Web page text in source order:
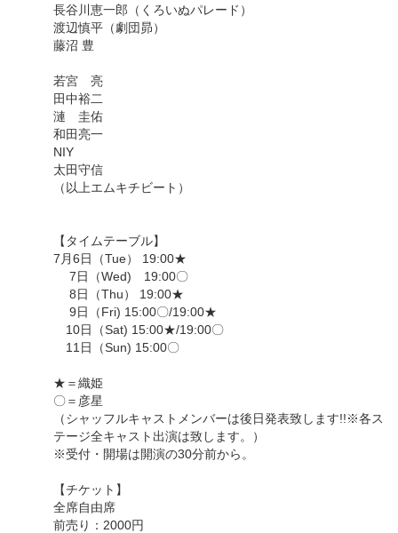
長谷川恵一郎（くろいぬパレード）
渡辺慎平（劇団昴）
藤沼 豊
若宮 亮
田中裕二
漣 圭佑
和田亮一
NIY
太田守信
（以上エムキチビート）
【タイムテーブル】
7月6日（Tue） 19:00★
7日（Wed) 19:00〇
8日（Thu） 19:00★
9日（Fri) 15:00〇/19:00★
10日（Sat) 15:00★/19:00〇
11日（Sun) 15:00〇
★＝織姫
〇＝彦星
（シャッフルキャストメンバーは後日発表致します!!※各ス
テージ全キャスト出演は致します。）
※受付・開場は開演の30分前から。
【チケット】
全席自由席
前売り：2000円